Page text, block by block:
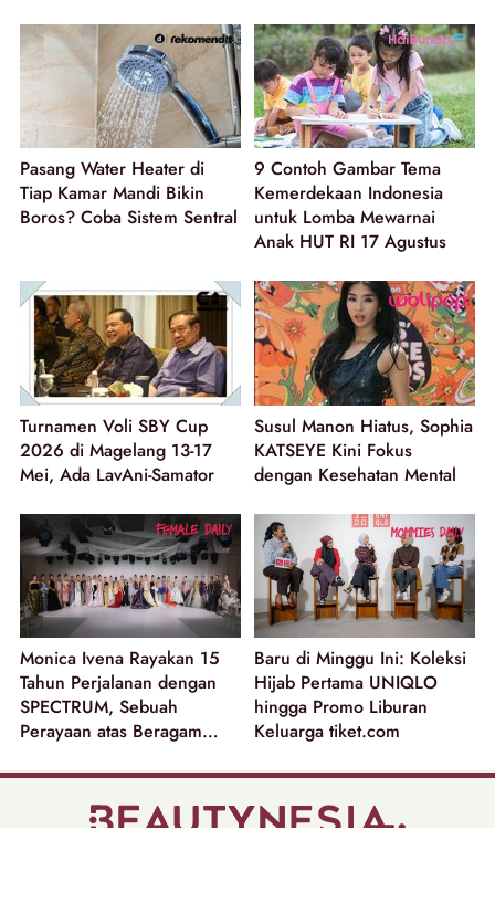
Pasang Water Heater di
Tiap Kamar Mandi Bikin
Boros? Coba Sistem Sentral
9 Contoh Gambar Tema
Kemerdekaan Indonesia
untuk Lomba Mewarnai
Anak HUT RI 17 Agustus
Turnamen Voli SBY Cup
2026 di Magelang 13-17
Mei, Ada LavAni-Samator
Susul Manon Hiatus, Sophia
KATSEYE Kini Fokus
dengan Kesehatan Mental
Monica Ivena Rayakan 15
Tahun Perjalanan dengan
SPECTRUM, Sebuah
Perayaan atas Beragam
Baru di Minggu Ini: Koleksi
Hijab Pertama UNIQLO
hingga Promo Liburan
Keluarga tiket.com